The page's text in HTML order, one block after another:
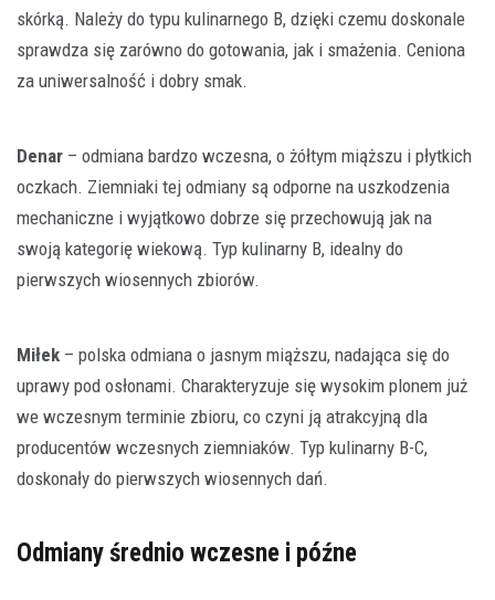
skórką. Należy do typu kulinarnego B, dzięki czemu doskonale
sprawdza się zarówno do gotowania, jak i smażenia. Ceniona
za uniwersalność i dobry smak.
Denar – odmiana bardzo wczesna, o żółtym miąższu i płytkich
oczkach. Ziemniaki tej odmiany są odporne na uszkodzenia
mechaniczne i wyjątkowo dobrze się przechowują jak na
swoją kategorię wiekową. Typ kulinarny B, idealny do
pierwszych wiosennych zbiorów.
Miłek – polska odmiana o jasnym miąższu, nadająca się do
uprawy pod osłonami. Charakteryzuje się wysokim plonem już
we wczesnym terminie zbioru, co czyni ją atrakcyjną dla
producentów wczesnych ziemniaków. Typ kulinarny B-C,
doskonały do pierwszych wiosennych dań.
Odmiany średnio wczesne i późne